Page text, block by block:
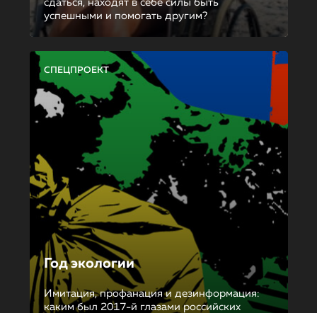
сдаться, находят в себе силы быть
успешными и помогать другим?
СПЕЦПРОЕКТ
Год экологии
Имитация, профанация и дезинформация:
каким был 2017-й глазами российских